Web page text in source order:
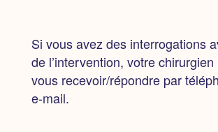
Si vous avez des interrogations
de l’intervention, votre
vous recevoir/répondre par
e-mail.